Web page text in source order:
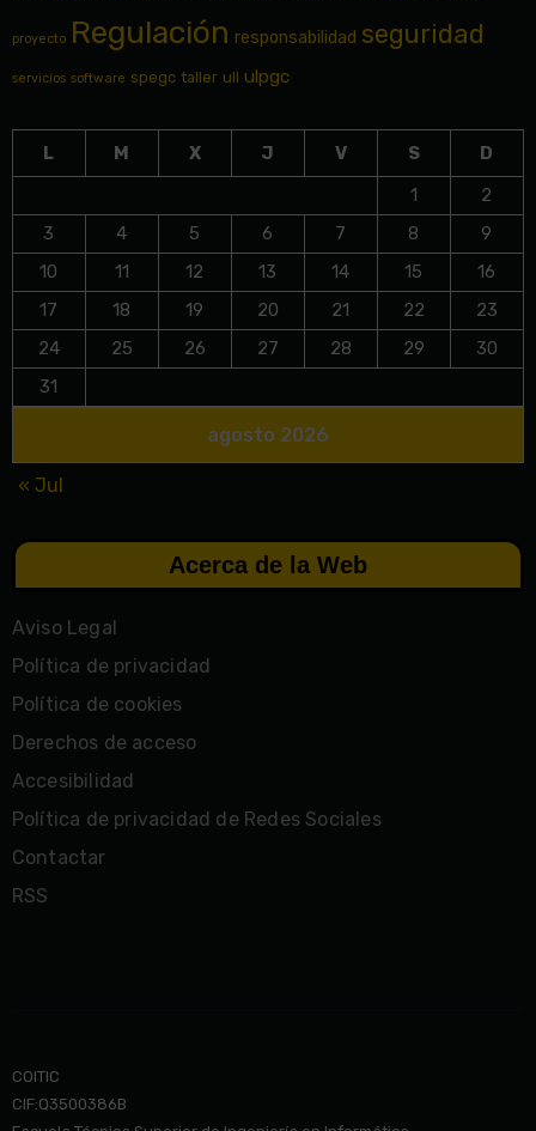
proyecto Regulación responsabilidad seguridad
servicios software spegc taller ull ulpgc
agosto 2026
L M X J V S
D
1
2
3
4 5 6 7 8
9
10
11 12 13 14 15
16
17
18 19 20 21 22
23
24
25 26 27 28 29
30
31
« Jul
Acerca de la Web
Aviso Legal
Política de privacidad
Política de cookies
Derechos de acceso
Accesibilidad
Política de privacidad de Redes Sociales
Contactar
RSS
COITIC
CIF:Q3500386B